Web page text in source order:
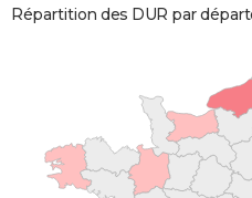
Répartition des DUR par